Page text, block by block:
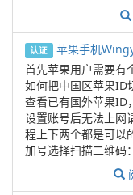
认证 苹果手机
首先苹果用户需要有
如何把中国区苹果ID
查看已有国外苹果ID
设置账号后无法上
程上下两个都是可以
加号选择扫描二维码